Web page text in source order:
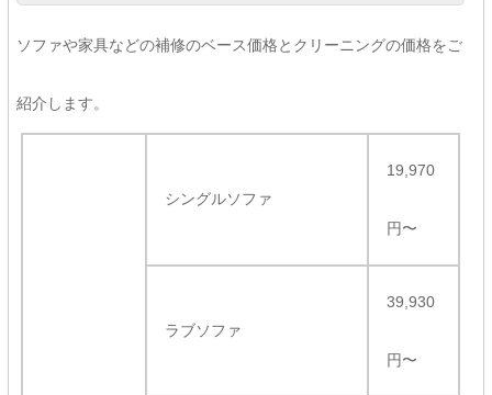
ソファや家具などの補修のベース価格とクリーニングの価格をご
紹介します。
シングルソファ
19,970
円〜
ラブソファ
39,930
円〜